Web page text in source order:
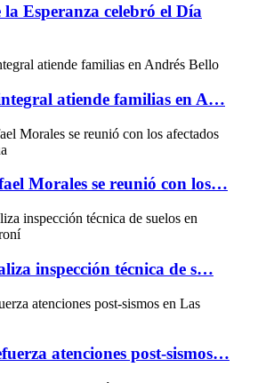
Esperanza celebró el Día
atiende familias en A…
Morales se reunió con los…
inspección técnica de s…
atenciones post-sismos…